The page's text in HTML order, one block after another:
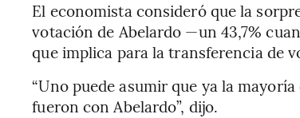
El economista consideró que la
votación de Abelardo —un 43,7%
que implica para la transferencia de
“Uno puede asumir que ya la
fueron con Abelardo”, dijo.